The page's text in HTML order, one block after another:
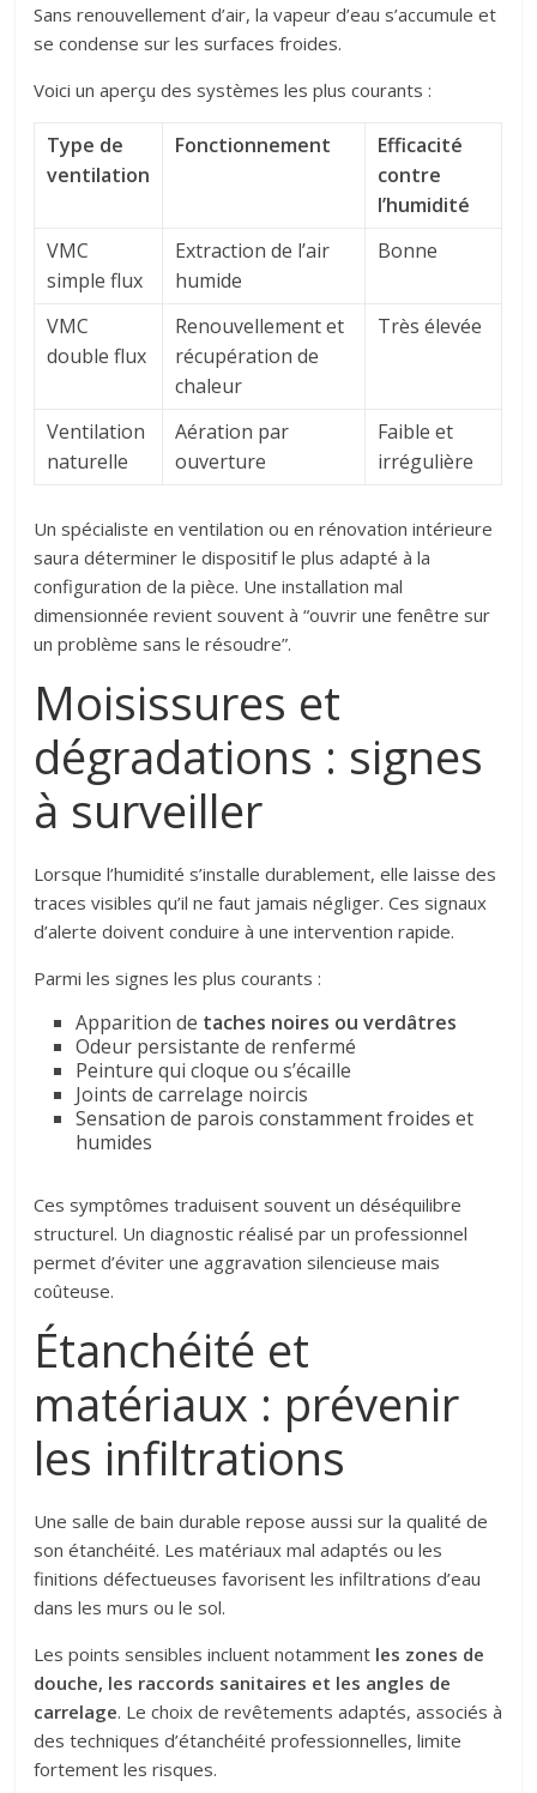
Sans renouvellement d’air, la vapeur d’eau s’accumule et
se condense sur les surfaces froides.
Voici un aperçu des systèmes les plus courants :
Type de
ventilation
Fonctionnement
Efficacité
contre
l’humidité
VMC
simple flux
Extraction de l’air
humide
Bonne
VMC
double flux
Renouvellement et
récupération de
chaleur
Très élevée
Ventilation
naturelle
Aération par
ouverture
Faible et
irrégulière
Un spécialiste en ventilation ou en rénovation intérieure
saura déterminer le dispositif le plus adapté à la
configuration de la pièce. Une installation mal
dimensionnée revient souvent à “ouvrir une fenêtre sur
un problème sans le résoudre”.
Moisissures et
dégradations : signes
à surveiller
Lorsque l’humidité s’installe durablement, elle laisse des
traces visibles qu’il ne faut jamais négliger. Ces signaux
d’alerte doivent conduire à une intervention rapide.
Parmi les signes les plus courants :
Apparition de taches noires ou verdâtres
Odeur persistante de renfermé
Peinture qui cloque ou s’écaille
Joints de carrelage noircis
Sensation de parois constamment froides et
humides
Ces symptômes traduisent souvent un déséquilibre
structurel. Un diagnostic réalisé par un professionnel
permet d’éviter une aggravation silencieuse mais
coûteuse.
Étanchéité et
matériaux : prévenir
les infiltrations
Une salle de bain durable repose aussi sur la qualité de
son étanchéité. Les matériaux mal adaptés ou les
finitions défectueuses favorisent les infiltrations d’eau
dans les murs ou le sol.
Les points sensibles incluent notamment les zones de
douche, les raccords sanitaires et les angles de
carrelage. Le choix de revêtements adaptés, associés à
des techniques d’étanchéité professionnelles, limite
fortement les risques.